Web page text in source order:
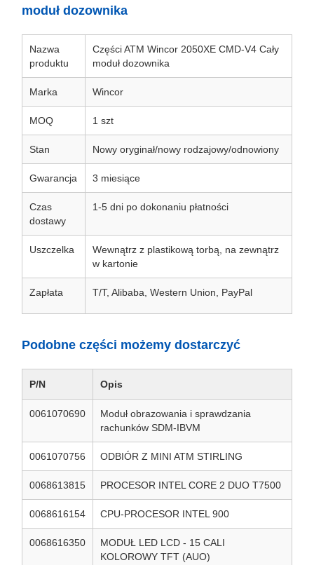
moduł dozownika
Nazwa
produktu
Części ATM Wincor 2050XE CMD-V4 Cały
moduł dozownika
Marka Wincor
MOQ 1 szt
Stan Nowy oryginał/nowy rodzajowy/odnowiony
Gwarancja 3 miesiące
Czas
dostawy
1-5 dni po dokonaniu płatności
Uszczelka
Wewnątrz z plastikową torbą, na zewnątrz
w kartonie
Zapłata T/T, Alibaba, Western Union, PayPal
Podobne części możemy dostarczyć
P/N Opis
0061070690
Moduł obrazowania i sprawdzania
rachunków SDM-IBVM
0061070756 ODBIÓR Z MINI ATM STIRLING
0068613815 PROCESOR INTEL CORE 2 DUO T7500
0068616154 CPU-PROCESOR INTEL 900
0068616350
MODUŁ LED LCD - 15 CALI
KOLOROWY TFT (AUO)